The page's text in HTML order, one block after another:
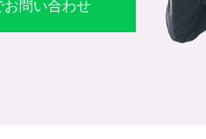
お問い合わせ